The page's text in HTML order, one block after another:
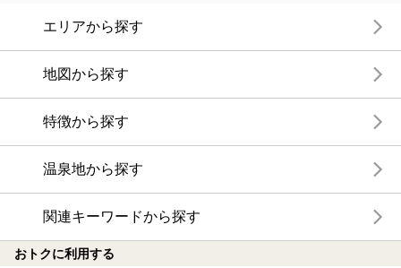
エリアから探す
地図から探す
特徴から探す
温泉地から探す
関連キーワードから探す
おトクに利用する